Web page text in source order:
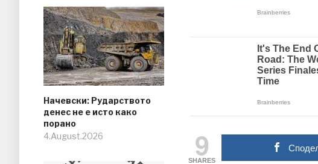
Начевски: Рударството
денес не е исто како
порано
4.August.2026
9
SHARES